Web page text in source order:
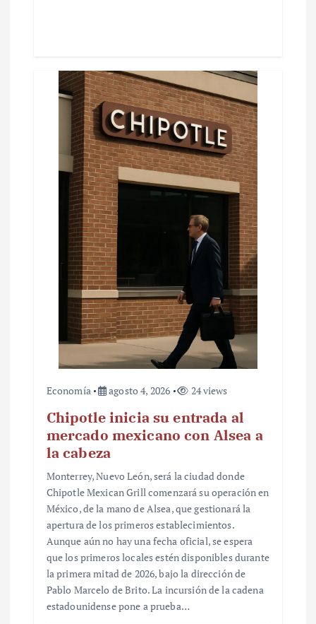
Economía agosto 4, 2026 24 views
Chipotle inicia su entrada al
mercado mexicano con Alsea a
la cabeza
Monterrey, Nuevo León, será la ciudad donde
Chipotle Mexican Grill comenzará su operación en
México, de la mano de Alsea, que gestionará la
apertura de los primeros establecimientos.
Aunque aún no hay una fecha oficial, se espera
que los primeros locales estén disponibles durante
la primera mitad de 2026, bajo la dirección de
Pablo Marcelo de Brito. La incursión de la cadena
estadounidense pone a prueba…